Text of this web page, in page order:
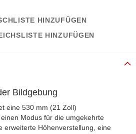
HINZUFÜGEN
HINZUFÜGEN
Bildgebung
eine 530 mm (21 Zoll)
Modus für die umgekehrte
erweiterte Höhenverstellung, eine